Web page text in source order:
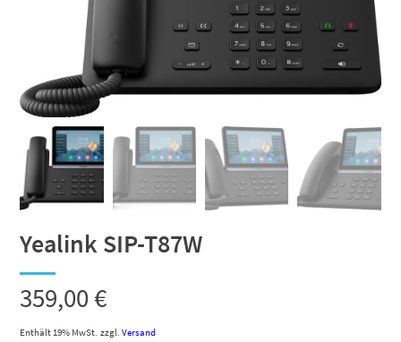
Yealink SIP-T87W
359,00€
Enthält 19% MwSt. zzgl.Versand